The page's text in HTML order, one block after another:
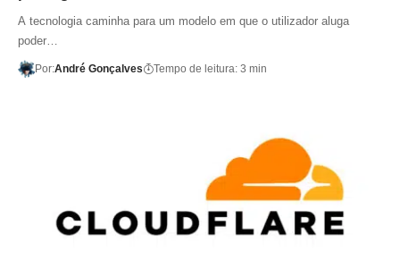
A tecnologia caminha para um modelo em que o utilizador aluga
poder…
Por:André Gonçalves Tempo de leitura: 3 min